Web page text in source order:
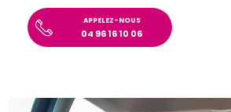
APPELEZ-NOUS
04 96 16 10 06